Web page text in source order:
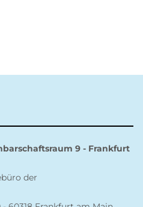
9 - Frankfurt
der